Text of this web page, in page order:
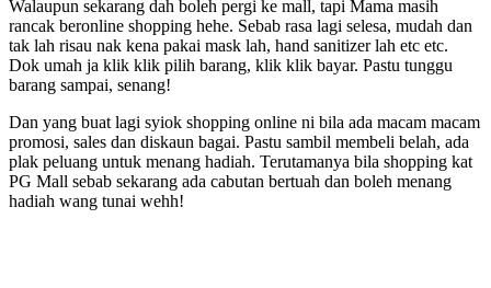
Walaupun sekarang dah boleh pergi ke mall, tapi Mama masih
rancak beronline shopping hehe. Sebab rasa lagi selesa, mudah dan
tak lah risau nak kena pakai mask lah, hand sanitizer lah etc etc.
Dok umah ja klik klik pilih barang, klik klik bayar. Pastu tunggu
barang sampai, senang!
Dan yang buat lagi syiok shopping online ni bila ada macam macam
promosi, sales dan diskaun bagai. Pastu sambil membeli belah, ada
plak peluang untuk menang hadiah. Terutamanya bila shopping kat
PG Mall sebab sekarang ada cabutan bertuah dan boleh menang
hadiah wang tunai wehh!